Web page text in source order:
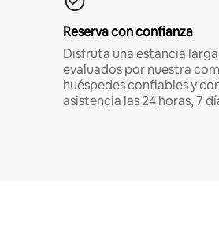
Reserva con confianza
Disfruta una estancia
evaluados por nuestra
huéspedes confiables y
asistencia las 24 horas, 7